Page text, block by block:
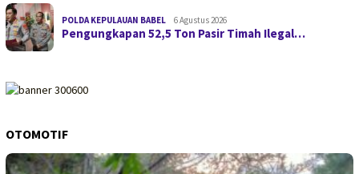
POLDA KEPULAUAN BABEL 6 Agustus 2026
Pengungkapan 52,5 Ton Pasir Timah Ilegal…
OTOMOTIF